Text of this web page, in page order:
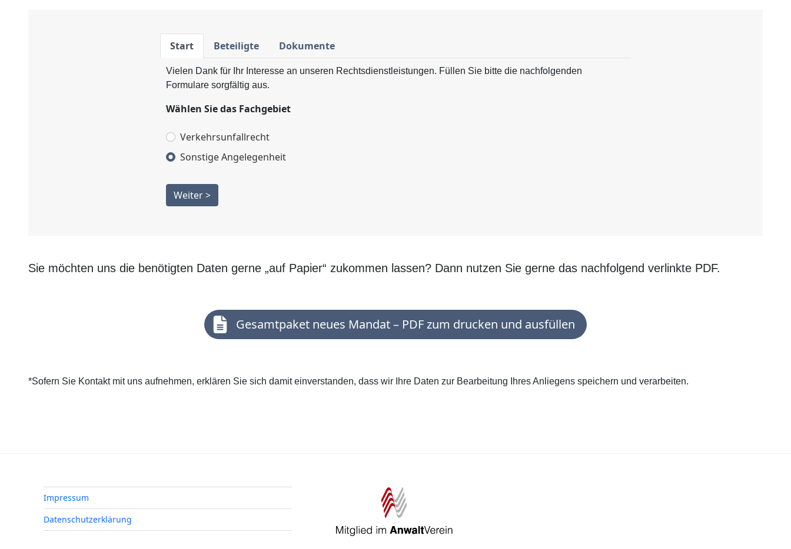
Start Beteiligte Dokumente
Vielen Dank für Ihr Interesse an unseren Rechtsdienstleistungen. Füllen Sie bitte die nachfolgenden
Formulare sorgfältig aus.
Wählen Sie das Fachgebiet
Verkehrsunfallrecht
Sonstige Angelegenheit
Weiter >
Sie möchten uns die benötigten Daten gerne „auf Papier“ zukommen lassen? Dann nutzen Sie gerne das nachfolgend verlinkte PDF.
Gesamtpaket neues Mandat – PDF zum drucken und ausfüllen
*Sofern Sie Kontakt mit uns aufnehmen, erklären Sie sich damit einverstanden, dass wir Ihre Daten zur Bearbeitung Ihres Anliegens speichern und verarbeiten.
Impressum
Datenschutzerklärung